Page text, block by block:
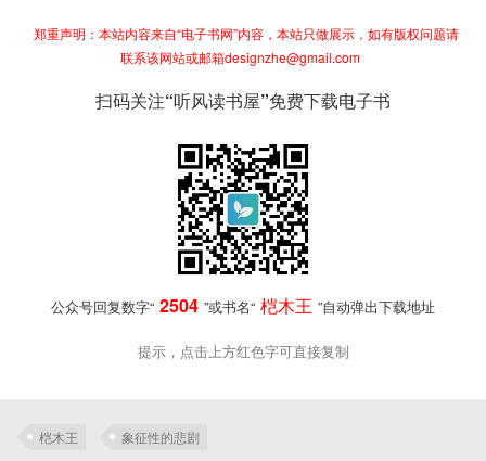
郑重声明：本站内容来自“电子书网”内容，本站只做展示，如有版权问题请
联系该网站或邮箱designzhe@gmail.com
扫码关注“听风读书屋”免费下载电子书
公众号回复数字“ 2504 ”或书名“ 桤木王 ”自动弹出下载地址
提示，点击上方红色字可直接复制
桤木王 象征性的悲剧